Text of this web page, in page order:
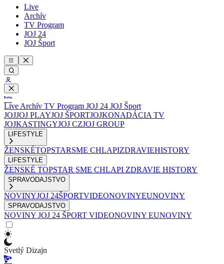
Live
Archív
TV Program
JOJ 24
JOJ Šport
Live Archív TV Program JOJ 24 JOJ Šport
JOJJOJ PLAYJOJ ŠPORTJOJKONADÁCIA TV
JOJKASTINGYJOJ CZJOJ GROUP
LIFESTYLE
ŽENSKÉTOPSTARSME CHLAPIZDRAVIEHISTORY
LIFESTYLE
ŽENSKÉ TOPSTAR SME CHLAPI ZDRAVIE HISTORY
SPRAVODAJSTVO
NOVINYJOJ 24ŠPORTVIDEONOVINYEUNOVINY
SPRAVODAJSTVO
NOVINY JOJ 24 ŠPORT VIDEONOVINY EUNOVINY
Svetlý Dizajn